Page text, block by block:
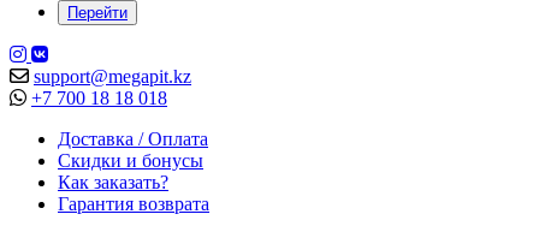
Перейти
support@megapit.kz
+7 700 18 18 018
Доставка / Оплата
Скидки и бонусы
Как заказать?
Гарантия возврата